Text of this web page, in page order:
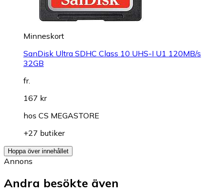
Minneskort
SanDisk Ultra SDHC Class 10 UHS-I U1 120MB/s
32GB
fr.
167 kr
hos CS MEGASTORE
+27 butiker
Hoppa över innehållet
Annons
Andra besökte även